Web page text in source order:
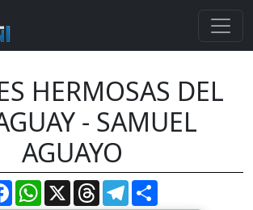
HERMOSAS DEL
- SAMUEL
AGUAYO
FacebookWhatsApp
X ThreadsTelegram